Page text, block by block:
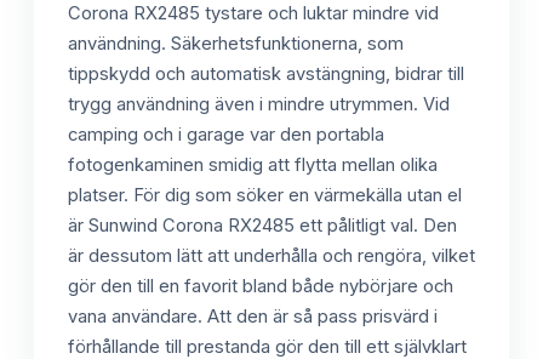
Corona RX2485 tystare och luktar mindre vid
användning. Säkerhetsfunktionerna, som
tippskydd och automatisk avstängning, bidrar till
trygg användning även i mindre utrymmen. Vid
camping och i garage var den portabla
fotogenkaminen smidig att flytta mellan olika
platser. För dig som söker en värmekälla utan el
är Sunwind Corona RX2485 ett pålitligt val. Den
är dessutom lätt att underhålla och rengöra, vilket
gör den till en favorit bland både nybörjare och
vana användare. Att den är så pass prisvärd i
förhållande till prestanda gör den till ett självklart